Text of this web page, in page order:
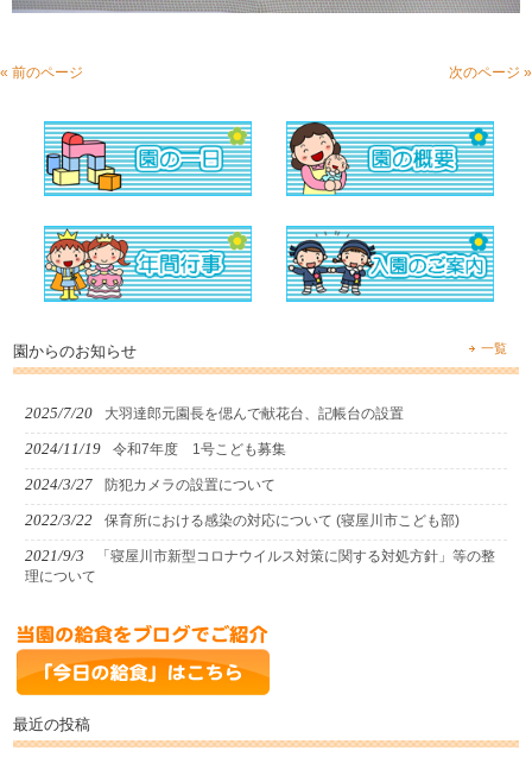
« 前のページ 次のページ »
園からのお知らせ 一覧
2025/7/20 大羽達郎元園長を偲んで献花台、記帳台の設置
2024/11/19 令和7年度 1号こども募集
2024/3/27 防犯カメラの設置について
2022/3/22 保育所における感染の対応について (寝屋川市こども部)
2021/9/3
「寝屋川市新型コロナウイルス対策に関する対処方針」等の整
理について
最近の投稿